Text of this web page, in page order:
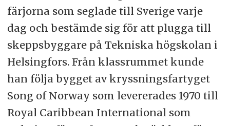
färjorna som seglade till Sverige varje
dag och bestämde sig för att plugga till
skeppsbyggare på Tekniska högskolan i
Helsingfors. Från klassrummet kunde
han följa bygget av kryssningsfartyget
Song of Norway som levererades 1970 till
Royal Caribbean International som